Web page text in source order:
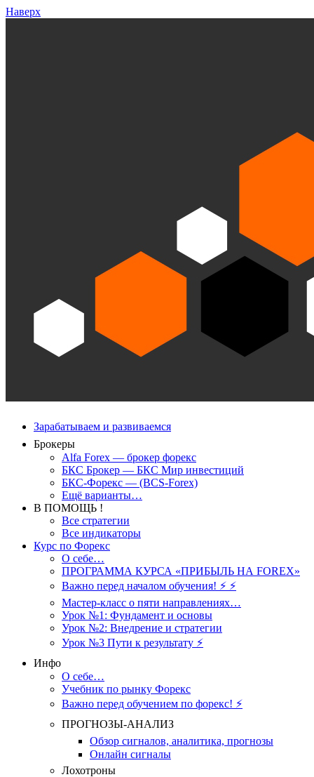
Наверх
Зарабатываем и развиваемся
Брокеры
Alfa Forex — брокер форекс
БКС Брокер — БКС Мир инвестиций
БКС-Форекс — (BCS-Forex)
Ещё варианты…
В ПОМОЩЬ !
Все стратегии
Все индикаторы
Курс по Форекс
О себе…
ПРОГРАММА КУРСА «ПРИБЫЛЬ НА FOREX»
Важно перед началом обучения! ⚡ ⚡
Мастер-класс о пяти направлениях…
Урок №1: Фундамент и основы
Урок №2: Внедрение и стратегии
Урок №3 Пути к результату ⚡️
Инфо
О себе…
Учебник по рынку Форекс
Важно перед обучением по форекс! ⚡
ПРОГНОЗЫ-АНАЛИЗ
Обзор сигналов, аналитика, прогнозы
Онлайн сигналы
Лохотроны